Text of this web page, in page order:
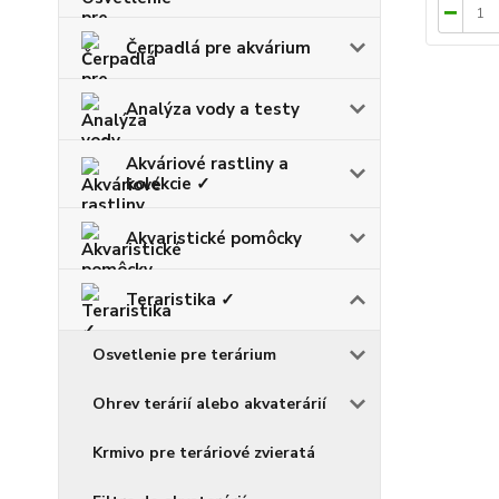
Čerpadlá pre akvárium
Analýza vody a testy
Akváriové rastliny a
kolekcie ✓
Akvaristické pomôcky
Teraristika ✓
Osvetlenie pre terárium
Ohrev terárií alebo akvaterárií
Krmivo pre teráriové zvieratá